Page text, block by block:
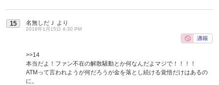
15 名無しだＪ より
2016年1月15日 4:30 PM
>>14
本当だよ！ファン不在の解散騒動とか何なんだよマジで！！！！
ATMって言われようが何だろうが金を落とし続ける覚悟だけはあるの
に。